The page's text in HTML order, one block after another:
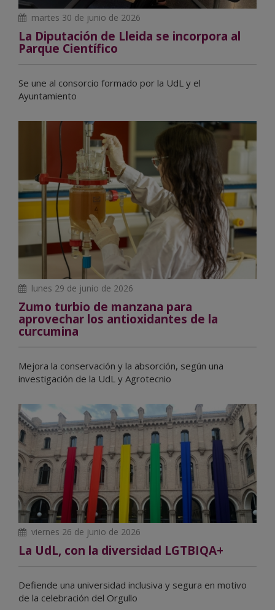
martes 30 de junio de 2026
La Diputación de Lleida se incorpora al
Parque Científico
Se une al consorcio formado por la UdL y el
Ayuntamiento
lunes 29 de junio de 2026
Zumo turbio de manzana para
aprovechar los antioxidantes de la
curcumina
Mejora la conservación y la absorción, según una
investigación de la UdL y Agrotecnio
viernes 26 de junio de 2026
La UdL, con la diversidad LGTBIQA+
Defiende una universidad inclusiva y segura en motivo
de la celebración del Orgullo